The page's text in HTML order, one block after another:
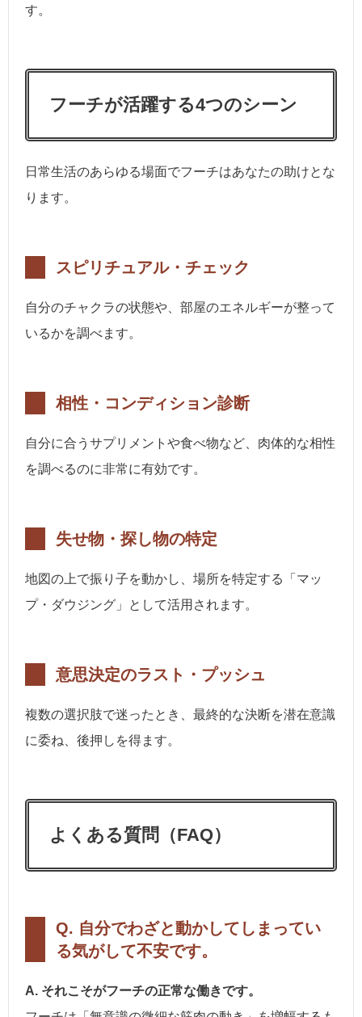
す。
フーチが活躍する4つのシーン
日常生活のあらゆる場面でフーチはあなたの助けとな
ります。
スピリチュアル・チェック
自分のチャクラの状態や、部屋のエネルギーが整って
いるかを調べます。
相性・コンディション診断
自分に合うサプリメントや食べ物など、肉体的な相性
を調べるのに非常に有効です。
失せ物・探し物の特定
地図の上で振り子を動かし、場所を特定する「マッ
プ・ダウジング」として活用されます。
意思決定のラスト・プッシュ
複数の選択肢で迷ったとき、最終的な決断を潜在意識
に委ね、後押しを得ます。
よくある質問（FAQ）
Q. 自分でわざと動かしてしまってい
る気がして不安です。
A. それこそがフーチの正常な働きです。